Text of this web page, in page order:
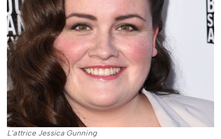
L’attrice Jessica Gunning